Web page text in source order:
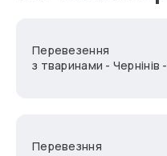
Перевезення
з тваринами - Чернінів
Перевезння